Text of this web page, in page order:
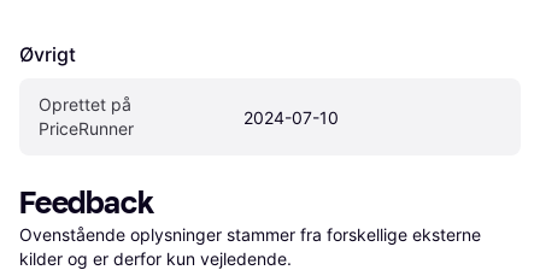
Øvrigt
Oprettet på
PriceRunner
2024-07-10
Feedback
Ovenstående oplysninger stammer fra forskellige eksterne
kilder og er derfor kun vejledende.